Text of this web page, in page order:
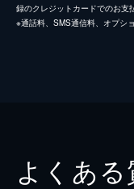
録のクレジットカードでのお支
※通話料、SMS通信料、オプシ
よくある